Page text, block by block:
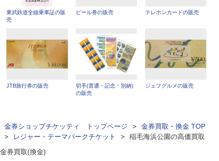
東武鉄道全線乗車証の販
売
ビール券の販売 テレホンカードの販売
JTB旅行券の販売
切手(普通・記念・別納)
の販売
ジェフグルメの販売
金券ショップチケッティ トップページ >
金券買取・換金 TOP
>
レジャー・テーマパークチケット >
稲毛海浜公園の高価買取
金券買取(換金)